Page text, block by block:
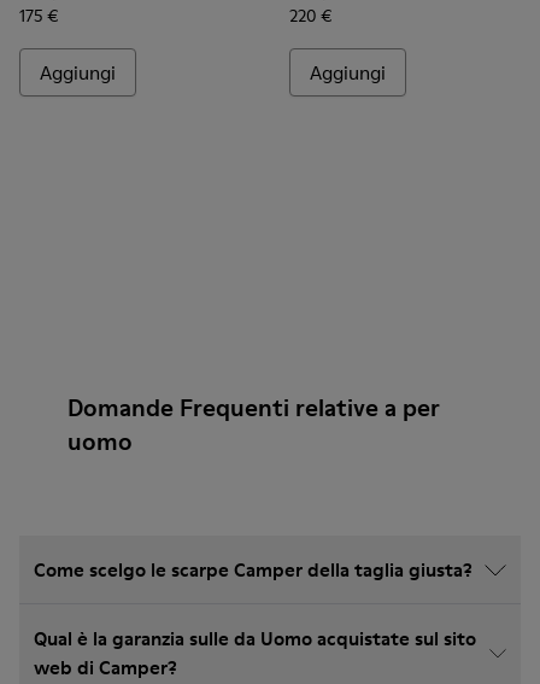
175 €
Aggiungi
220 €
Aggiungi
Domande Frequenti relative a per
uomo
Come scelgo le scarpe Camper della taglia giusta?
Qual è la garanzia sulle da Uomo acquistate sul sito
web di Camper?